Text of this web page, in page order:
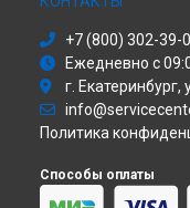
Иркутске
Ремонт стиральной
Самаре
Ремонт стиральной
Омске
Красноярске
Ремонт стиральной
+7 (800) 302-39-
Ежедневно с
г.
Политика
Способы оплаты